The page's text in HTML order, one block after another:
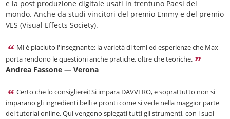
e la post produzione digitale usati in trentuno Paesi del
mondo. Anche da studi vincitori del premio Emmy e del premio
VES (Visual Effects Society).
Mi è piaciuto l'insegnante: la varietà di temi ed esperienze che Max
porta rendono le questioni anche pratiche, oltre che teoriche.
Andrea Fassone — Verona
Certo che lo consiglierei! Si impara DAVVERO, e soprattutto non si
imparano gli ingredienti belli e pronti come si vede nella maggior parte
dei tutorial online. Qui vengono spiegati tutti gli strumenti, con i suoi